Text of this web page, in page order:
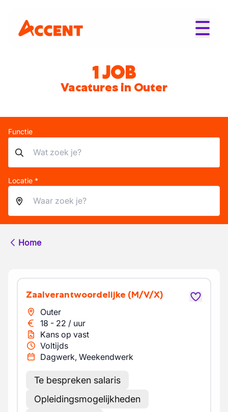
1 JOB
Vacatures in Outer
Functie
Locatie *
Home
Zaalverantwoordelijke (M/V/X)
Outer
18 - 22 / uur
Kans op vast
Voltijds
Dagwerk, Weekendwerk
Te bespreken salaris
Opleidingsmogelijkheden